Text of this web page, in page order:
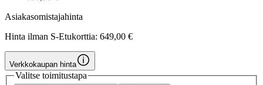
Asiakasomistajahinta
Hinta ilman S-Etukorttia: 649,00 €
Verkkokaupan hinta
Valitse toimitustapa